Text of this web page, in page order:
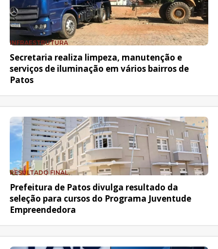
INFRAESTRUTURA
Secretaria realiza limpeza, manutenção e
serviços de iluminação em vários bairros de
Patos
RESULTADO FINAL
Prefeitura de Patos divulga resultado da
seleção para cursos do Programa Juventude
Empreendedora